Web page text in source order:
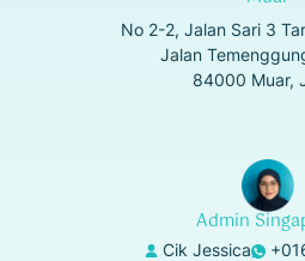
No 2-2, Jalan Sari 3
Jalan
84000 Muar,
Admin
Cik Jessica